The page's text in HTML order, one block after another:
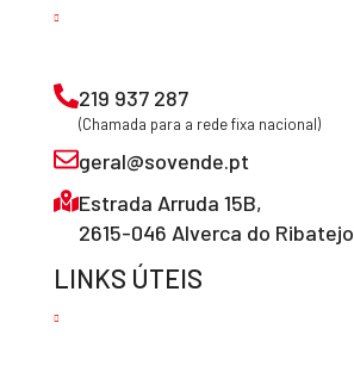
219 937 287
(Chamada para a rede fixa nacional)
geral@sovende.pt
Estrada Arruda 15B,
2615-046 Alverca do Ribatejo
LINKS ÚTEIS